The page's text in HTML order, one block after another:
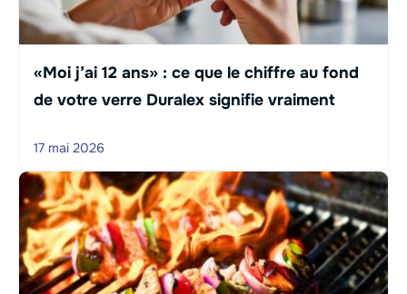
«Moi j’ai 12 ans» : ce que le chiffre au fond
de votre verre Duralex signifie vraiment
17 mai 2026